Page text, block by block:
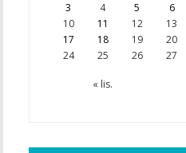
« lis.
3
4 5 6
10
11 12 13
17
18 19 20
24
25 26 27